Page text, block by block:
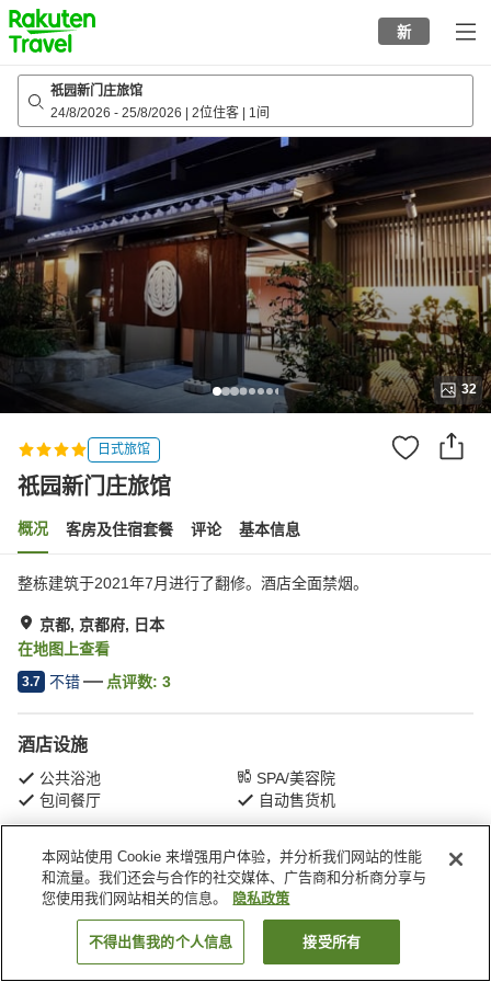
to
top
page
新
祇园新门庄旅馆
24/8/2026 - 25/8/2026 2位住客 1间
32
日式旅馆
祇园新门庄旅馆
概况 客房及住宿套餐 评论 基本信息
整栋建筑于2021年7月进行了翻修。酒店全面禁烟。
京都, 京都府, 日本
在地图上查看
3.7 不错 点评数: 3
酒店设施
公共浴池
SPA/美容院
包间餐厅
自动售货机
首页 日本 京都府 京都 祇园新门庄旅馆
搜索客房
本网站使用 Cookie 来增强用户体验，并分析我们网站的性能
和流量。我们还会与合作的社交媒体、广告商和分析商分享与
您使用我们网站相关的信息。
隐私政策
不得出售我的个人信息 接受所有